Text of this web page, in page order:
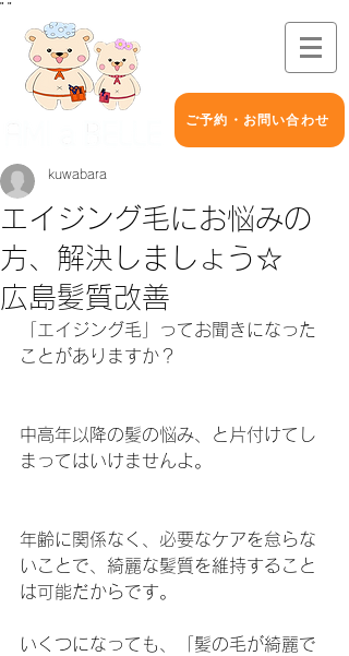
" "
ご予約・お問い合わせ
エイジング毛にお悩みの
方、解決しましょう☆
広島髪質改善
kuwabara
「エイジング毛」ってお聞きになった
ことがありますか？
中高年以降の髪の悩み、と片付けてし
まってはいけませんよ。
年齢に関係なく、必要なケアを怠らな
いことで、綺麗な髪質を維持すること
は可能だからです。
いくつになっても、「髪の毛が綺麗で